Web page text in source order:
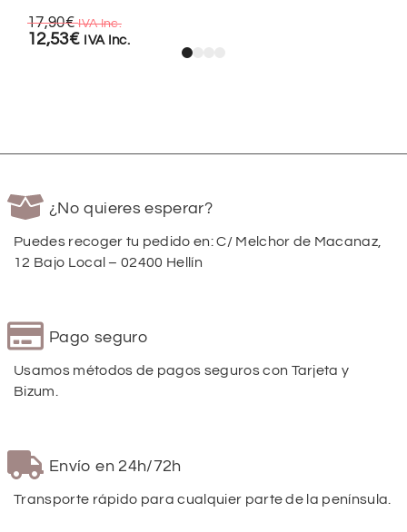
17,90€ IVA Inc.
12,53€ IVA Inc.
¿No quieres esperar?
Puedes recoger tu pedido en: C/ Melchor de Macanaz,
12 Bajo Local – 02400 Hellín
Pago seguro
Usamos métodos de pagos seguros con Tarjeta y
Bizum.
Envío en 24h/72h
Transporte rápido para cualquier parte de la península.